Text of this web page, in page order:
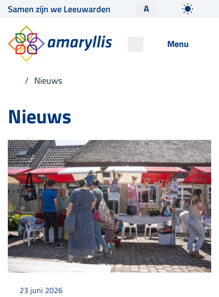
Samen zijn we Leeuwarden A
Menu
Nieuws
Nieuws
23 juni 2026